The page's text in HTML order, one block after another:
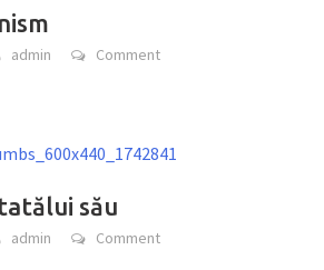
admin Comment
său
admin Comment